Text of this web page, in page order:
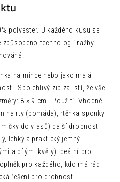
polyester. U každého kusu se
technologií ražby
na mince nebo jako malá
Spolehlivý zip zajistí, že vše
8 × 9 cm Použití: Vhodné
na rty (pomáda), rtěnka sponky
do vlasů) další drobnosti
lehký a praktický jemný
a bílými květy) ideální pro
pro každého, kdo má rád
řešení pro drobnosti.